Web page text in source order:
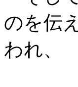
のを伝
われ、